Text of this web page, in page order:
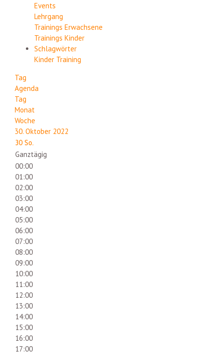
Events
Lehrgang
Trainings Erwachsene
Trainings Kinder
Schlagwörter
Kinder Training
Tag
Agenda
Tag
Monat
Woche
30. Oktober 2022
30 So.
Ganztägig
00:00
01:00
02:00
03:00
04:00
05:00
06:00
07:00
08:00
09:00
10:00
11:00
12:00
13:00
14:00
15:00
16:00
17:00